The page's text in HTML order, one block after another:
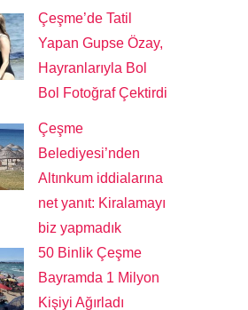
Çeşme’de Tatil
Yapan Gupse Özay,
Hayranlarıyla Bol
Bol Fotoğraf Çektirdi
Çeşme
Belediyesi’nden
Altınkum iddialarına
net yanıt: Kiralamayı
biz yapmadık
50 Binlik Çeşme
Bayramda 1 Milyon
Kişiyi Ağırladı